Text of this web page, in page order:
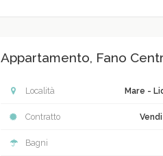
Appartamento, Fano
Località Mare -
Contratto
Bagni